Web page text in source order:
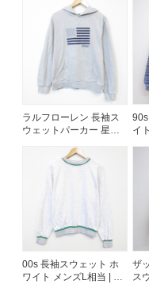
ラルフローレン 長袖ス
ウェットパーカー 星条
イ
00s 長袖スウェット ホ
ワイト メンズL相当 | 古
ザ
ス